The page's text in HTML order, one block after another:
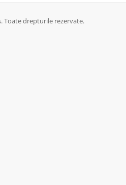
Toate drepturile rezervate.